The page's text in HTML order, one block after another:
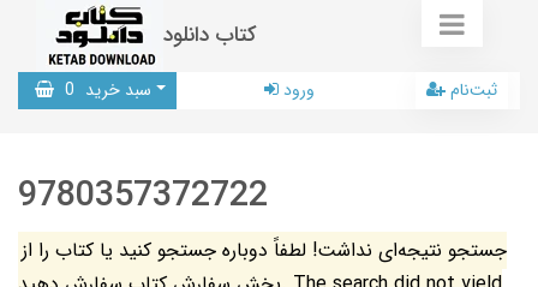
کتاب دانلود
سبد خرید 0 ورود ثبت‌نام
9780357372722
جستجو نتیجه‌ای نداشت! لطفاً دوباره جستجو کنید یا کتاب را از